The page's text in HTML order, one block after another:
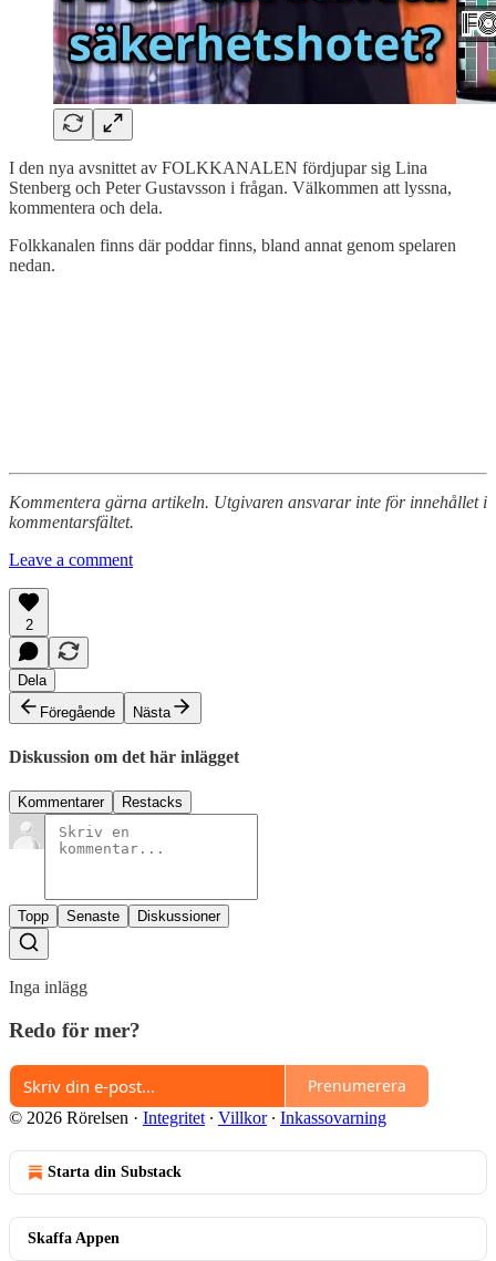
I den nya avsnittet av FOLKKANALEN fördjupar sig Lina
Stenberg och Peter Gustavsson i frågan. Välkommen att lyssna,
kommentera och dela.
Folkkanalen finns där poddar finns, bland annat genom spelaren
nedan.
Kommentera gärna artikeln. Utgivaren ansvarar inte för innehållet i
kommentarsfältet.
Leave a comment
2
Dela
Föregående
Nästa
Diskussion om det här inlägget
Kommentarer Restacks
Topp Senaste Diskussioner
Inga inlägg
Redo för mer?
Prenumerera
© 2026 Rörelsen · Integritet ∙ Villkor∙ Inkassovarning
Starta din Substack
Skaffa Appen